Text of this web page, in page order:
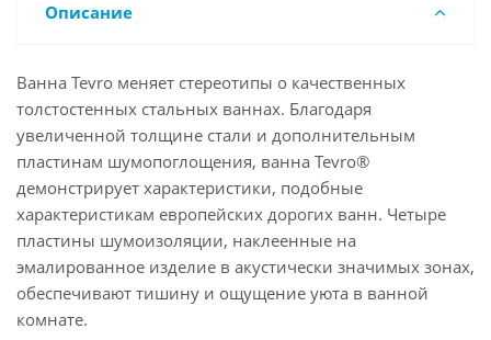
Описание
Ванна Tevro меняет стереотипы о качественных
толстостенных стальных ваннах. Благодаря
увеличенной толщине стали и дополнительным
пластинам шумопоглощения, ванна Tevro®
демонстрирует характеристики, подобные
характеристикам европейских дорогих ванн. Четыре
пластины шумоизоляции, наклеенные на
эмалированное изделие в акустически значимых зонах,
обеспечивают тишину и ощущение уюта в ванной
комнате.